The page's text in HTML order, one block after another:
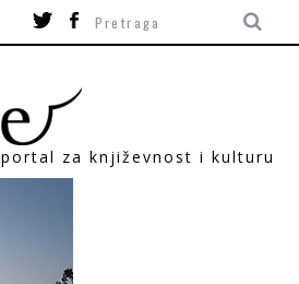
portal za književnost i kulturu